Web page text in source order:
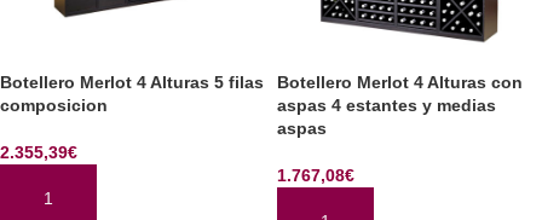
Botellero Merlot 4 Alturas 5 filas
composicion
2.355,39€
AÑADIR AL CARRITO
Botellero Merlot 4 Alturas con
aspas 4 estantes y medias
aspas
1.767,08€